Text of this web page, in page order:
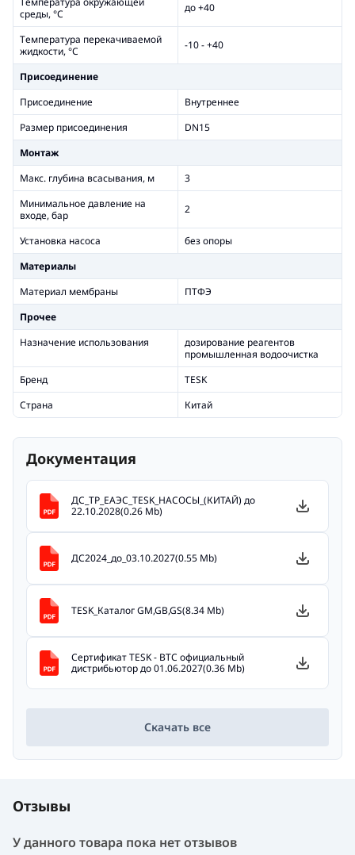
среды, °С
до +40
Температура перекачиваемой
жидкости, °С
-10 - +40
Присоединение
Присоединение
Внутреннее
Размер присоединения
DN15
Монтаж
Макс. глубина всасывания, м
3
Минимальное давление на
входе, бар
2
Установка насоса
без опоры
Материалы
Материал мембраны
ПТФЭ
Прочее
Назначение использования
дозирование реагентов
промышленная водоочистка
Бренд
TESK
Страна
Китай
Документация
ДС_ТР_ЕАЭС_TESK_НАСОСЫ_(КИТАЙ) до
22.10.2028(0.26 Mb)
ДС2024_до_03.10.2027(0.55 Mb)
TESK_Каталог GM,GB,GS(8.34 Mb)
Сертификат TESK - ВТС официальный
дистрибьютор до 01.06.2027(0.36 Mb)
Скачать все
Отзывы
У данного товара пока нет отзывов